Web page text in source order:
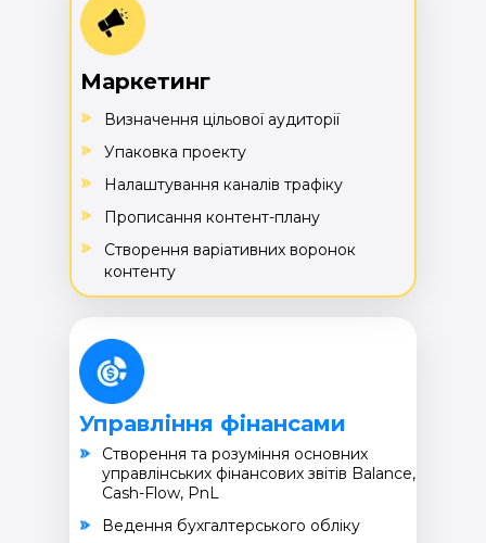
Управління фінансами
Cтворення та розуміння основних
управлінських фінансових звітів Balance,
Cash-Flow, PnL
Ведення бухгалтерського обліку
Маркетинг
Визначення цільової аудиторії
Налаштування каналів трафіку
Створення варіативних воронок
контенту
Упаковка проекту
Прописання контент-плану